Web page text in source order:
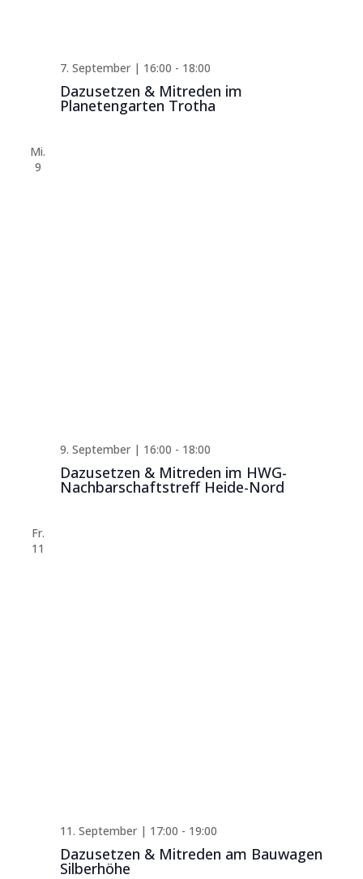
Dazusetzen & Mitreden im
Planetengarten Trotha
7. September | 16:00 - 18:00
Mi.
9
Dazusetzen & Mitreden im HWG-
Nachbarschaftstreff Heide-Nord
9. September | 16:00 - 18:00
Fr.
11
Dazusetzen & Mitreden am Bauwagen
Silberhöhe
11. September | 17:00 - 19:00